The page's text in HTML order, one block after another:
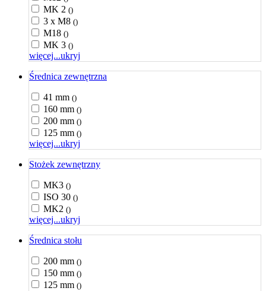
MK 2 ()
3 x M8 ()
M18 ()
MK 3 ()
więcej...ukryj
Średnica zewnętrzna
41 mm ()
160 mm ()
200 mm ()
125 mm ()
więcej...ukryj
Stożek zewnętrzny
MK3 ()
ISO 30 ()
MK2 ()
więcej...ukryj
Średnica stołu
200 mm ()
150 mm ()
125 mm ()